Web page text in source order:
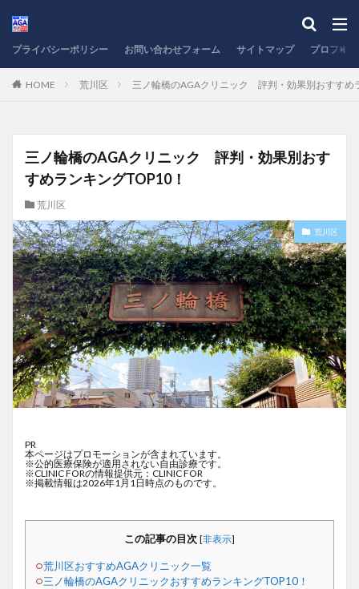
プライバシーポリシー お問い合わせフォーム サイトマップ プロフィ
HOME 荒川区 三ノ輪橋のAGAクリニック 評判・効果別おすすめ
三ノ輪橋のAGAクリニック 評判・効果別おす
すめランキングTOP10！
荒川区
荒川区
PR
本ページはプロモーションが含まれています。
※公的医療保険が適用されない自由診療です。
※CLINIC FORの情報提供元：CLINIC FOR
※掲載情報は2026年1月1日時点のものです。
この記事の目次 [非表示]
荒川区おすすめAGAクリニック一覧
三ノ輪橋のAGAクリニックおすすめランキングTOP10！